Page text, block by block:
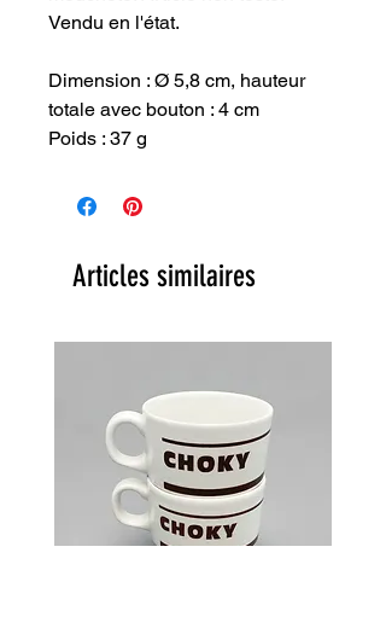
Vendu en l'état.
Dimension : Ø 5,8 cm, hauteur
totale avec bouton : 4 cm
Poids : 37 g
Articles similaires